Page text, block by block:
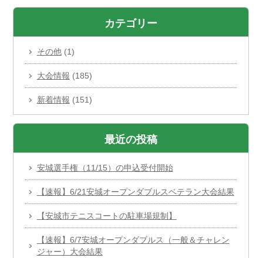
カテゴリー
その他(1)
大会情報 (185)
新着情報 (151)
最近の投稿
安城選手権（11/15）の申込受付開始
【速報】6/21安城オープンダブルスベテラン大会結果
【安城市テニスコートの駐車場規制】
【速報】6/7安城オープンダブルス（一般＆チャレン
ジャー）大会結果